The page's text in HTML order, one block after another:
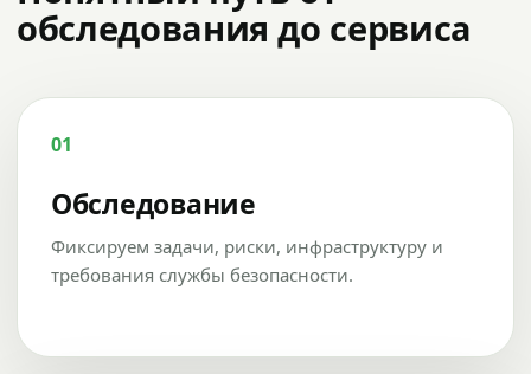
обследования до сервиса
01
Обследование
Фиксируем задачи, риски, инфраструктуру и
требования службы безопасности.